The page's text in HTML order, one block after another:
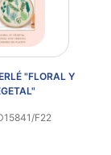
REVISTA